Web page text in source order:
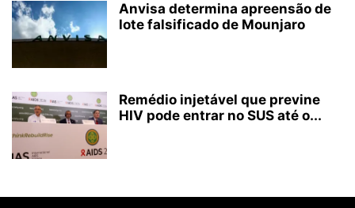
Anvisa determina apreensão de
lote falsificado de Mounjaro
Remédio injetável que previne
HIV pode entrar no SUS até o...